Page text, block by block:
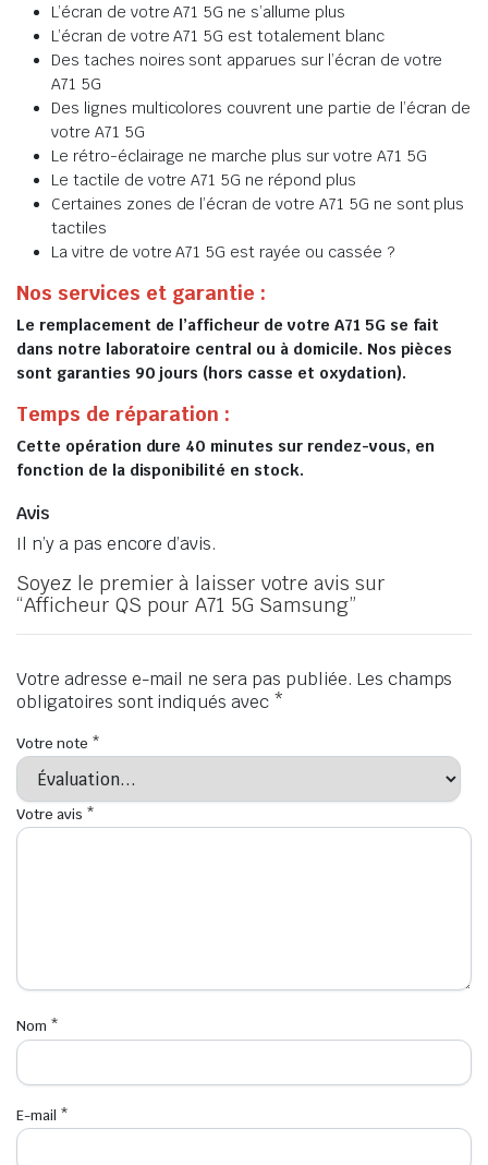
L’écran de votre A71 5G ne s’allume plus
L’écran de votre A71 5G est totalement blanc
Des taches noires sont apparues sur l’écran de votre
A71 5G
Des lignes multicolores couvrent une partie de l’écran de
votre A71 5G
Le rétro-éclairage ne marche plus sur votre A71 5G
Le tactile de votre A71 5G ne répond plus
Certaines zones de l’écran de votre A71 5G ne sont plus
tactiles
La vitre de votre A71 5G est rayée ou cassée ?
Nos services et garantie :
Le remplacement de l’afficheur de votre A71 5G se fait
dans notre laboratoire central ou à domicile. Nos pièces
sont garanties 90 jours (hors casse et oxydation).
Temps de réparation :
Cette opération dure 40 minutes sur rendez-vous, en
fonction de la disponibilité en stock.
Avis
Il n’y a pas encore d’avis.
Soyez le premier à laisser votre avis sur
“Afficheur QS pour A71 5G Samsung”
Votre adresse e-mail ne sera pas publiée. Les champs
obligatoires sont indiqués avec *
Votre note *
Votre avis *
Nom *
E-mail *